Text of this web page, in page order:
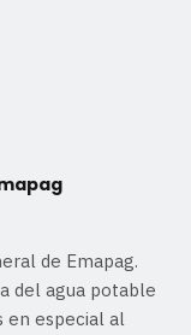
de Emapag.
del agua potable
en especial al